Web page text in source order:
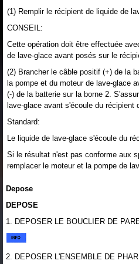
(1) Remplir le récipient de liquide de
CONSEIL:
Cette opération doit être effectuée
de lave-glace avant posés sur le
(2) Brancher le câble positif (+) de la
la pompe et du moteur de lave-glace
(-) de la batterie sur la borne 2.
lave-glace avant s'écoule du récipient
Standard:
Le liquide de lave-glace s'écoule du
Si le résultat n'est pas conforme aux
remplacer le moteur et la pompe de
Depose
DEPOSE
1. DEPOSER LE BOUCLIER DE
2. DEPOSER L'ENSEMBLE DE